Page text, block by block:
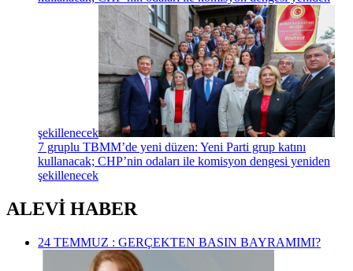
şekillenecek
7 gruplu TBMM’de yeni düzen: Yeni Parti grup katını
kullanacak; CHP’nin odaları ile komisyon dengesi yeniden
şekillenecek
ALEVİ HABER
24 TEMMUZ : GERÇEKTEN BASIN BAYRAMIMI?